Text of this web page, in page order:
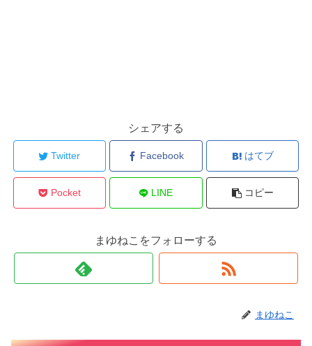
シェアする
Twitter Facebook はてブ
Pocket LINE コピー
まゆねこをフォローする
まゆねこ